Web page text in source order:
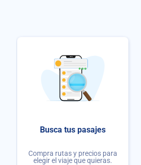
Busca tus pasajes
Compra rutas y precios para
elegir el viaje que quieras.